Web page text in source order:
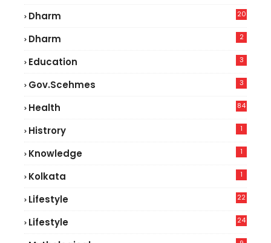
Dharm 20
Dharm 2
Education 3
Gov.scehmes 3
Health
84
Histrory 1
Knowledge 1
Kolkata 1
Lifestyle
22
Lifestyle
24